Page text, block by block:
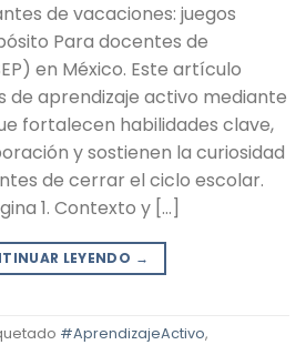
de vacaciones: juegos
Para docentes de
en México. Este artículo
de aprendizaje activo mediante
fortalecen habilidades clave,
y sostienen la curiosidad
de cerrar el ciclo escolar.
1. Contexto y […]
LEYENDO →
#AprendizajeActivo,